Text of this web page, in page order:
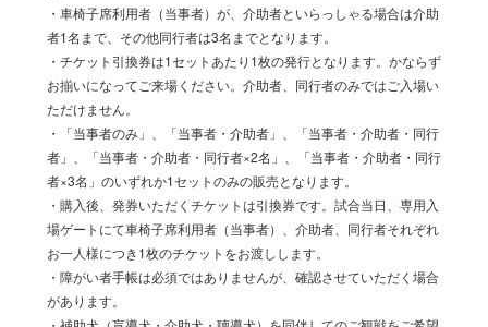
・車椅子席利用者（当事者）が、介助者といらっしゃる場合は介助
者1名まで、その他同行者は3名までとなります。
・チケット引換券は1セットあたり1枚の発行となります。かならず
お揃いになってご来場ください。介助者、同行者のみではご入場い
ただけません。
・「当事者のみ」、「当事者・介助者」、「当事者・介助者・同行
者」、「当事者・介助者・同行者×2名」、「当事者・介助者・同行
者×3名」のいずれか1セットのみの販売となります。
・購入後、発券いただくチケットは引換券です。試合当日、専用入
場ゲートにて車椅子席利用者（当事者）、介助者、同行者それぞれ
お一人様につき1枚のチケットをお渡しします。
・障がい者手帳は必須ではありませんが、確認させていただく場合
があります。